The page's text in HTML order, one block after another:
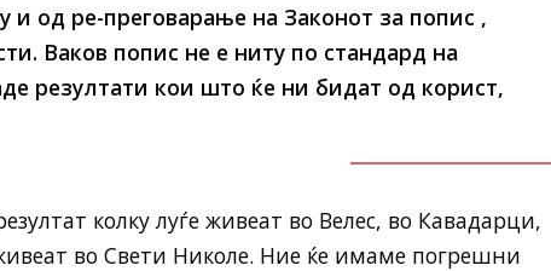
и од ре-преговарање на Законот за попис ,
Ваков попис не е ниту по стандард на
резултати кои што ќе ни бидат од корист,
колку луѓе живеат во Велес, во Кавадарци,
во Свети Николе. Ние ќе имаме погрешни